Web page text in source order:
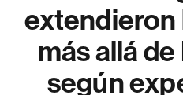
extendieron
más allá
según